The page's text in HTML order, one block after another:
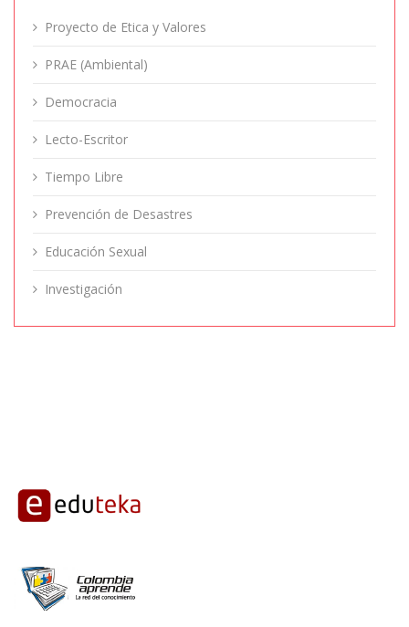
Proyecto de Etica y Valores
PRAE (Ambiental)
Democracia
Lecto-Escritor
Tiempo Libre
Prevención de Desastres
Educación Sexual
Investigación